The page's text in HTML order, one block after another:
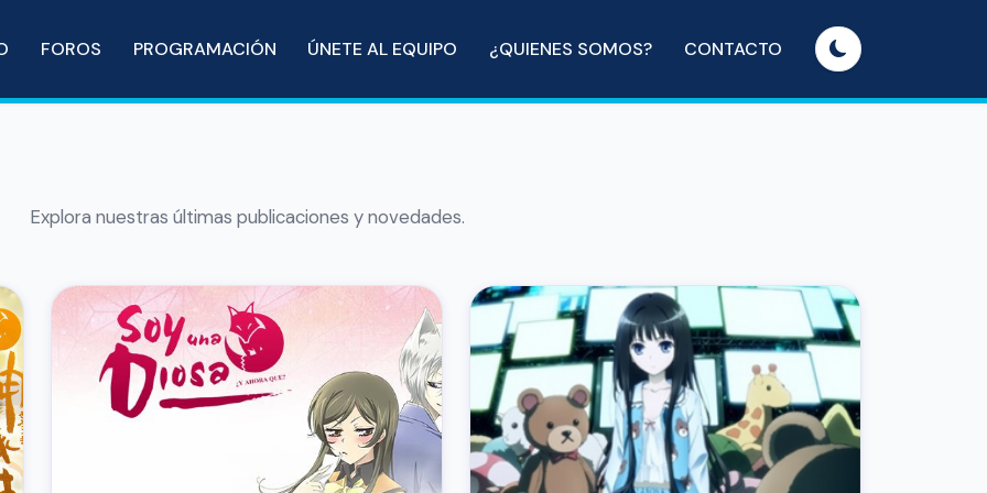
FOROS PROGRAMACIÓN ÚNETE AL EQUIPO ¿QUIENES SOMOS? CONTACTO
Explora nuestras últimas publicaciones y novedades.